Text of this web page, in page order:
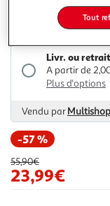
Vendu par Espace
Livr. ou
A partir de
Plus d'options
Vendu parMultishop
-57 %
55,90€
23,99€
Tout